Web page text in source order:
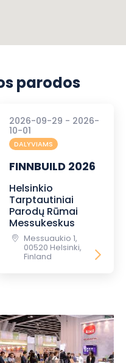
parodos
2026-09-29 - 2026-
10-01
DALYVIAMS
FINNBUILD 2026
Helsinkio
Tarptautiniai
Parodų Rūmai
Messukeskus
Messuaukio 1,
00520 Helsinki,
Finland